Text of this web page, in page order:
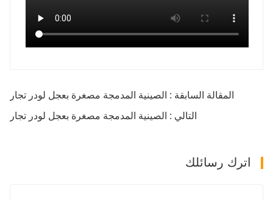
المقالة السابقة : الصينية المدمجة مصغرة بعجل لودر تجار
التالي : الصينية المدمجة مصغرة بعجل لودر تجار
اترك رسائلك